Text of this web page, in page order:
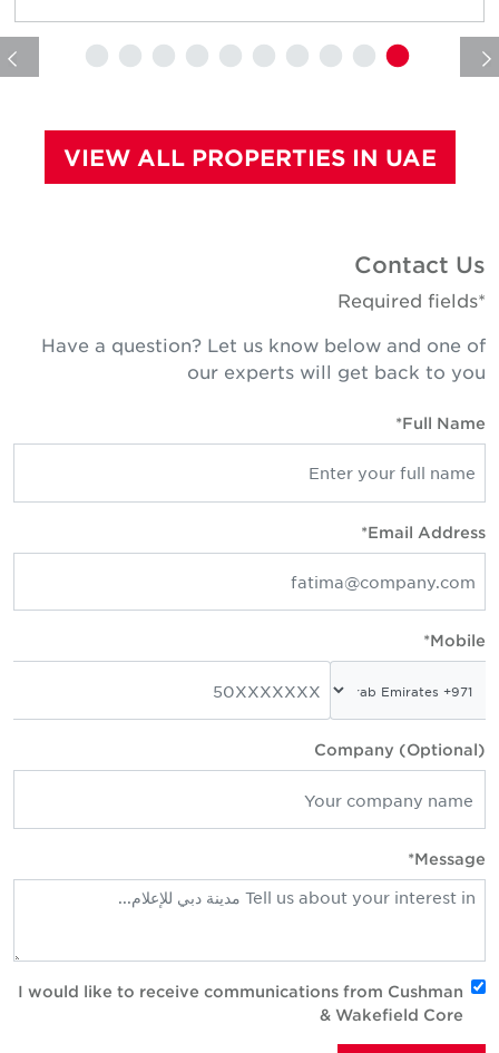
VIEW ALL PROPERTIES IN UAE
Contact Us
Have a question? Let us know below and one of
our experts will get back to you
Full Name*
Email Address*
Mobile*
Company (Optional)
Message*
I would like to receive communications from Cushman
& Wakefield Core